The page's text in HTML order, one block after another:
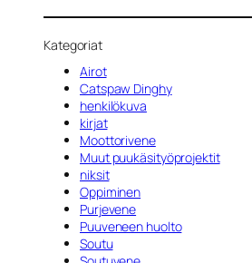
Kategoriat
Airot
Catspaw Dinghy
henkilökuva
kirjat
Moottorivene
Muut puukäsityöprojektit
niksit
Oppiminen
Purjevene
Puuveneen huolto
Soutu